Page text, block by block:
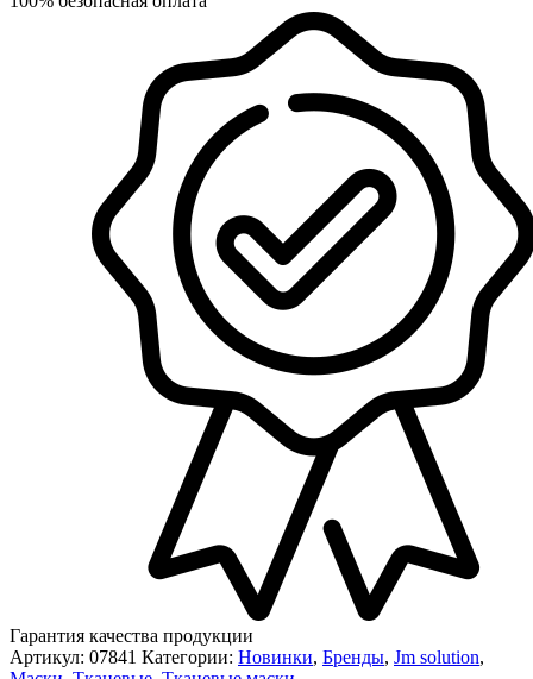
Гарантия качества продукции
Артикул: 07841 Категории: Новинки, Бренды, Jm solution,